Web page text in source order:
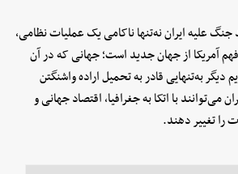
علیه ایران نه‌تنها ناکامی یک عملیات نظامی،
آمریکا از جهان جدید است؛ جهانی که در آن
به‌تنهایی قادر به تحمیل اراده واشنگتن
می‌توانند با اتکا به جغرافیا، اقتصاد جهانی و
را تغییر دهند.